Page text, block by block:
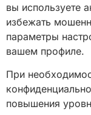
вы используете
избежать
параметры
вашем профиле.
При
повышения